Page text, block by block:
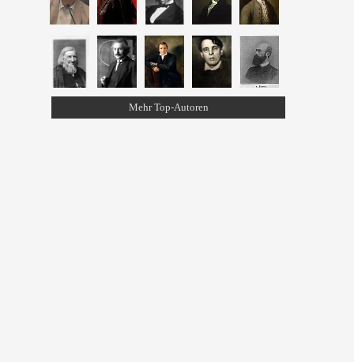
Mehr Top-Autoren